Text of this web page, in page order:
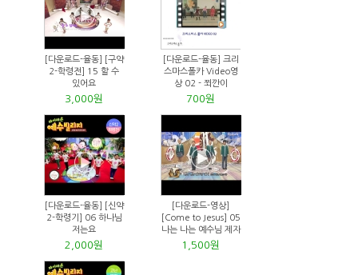
[다운로드-율동] [구약
2-학령전] 15 할 수
있어요
3,000원
[다운로드-율동] 크리
스마스폴카 Video영
상 02 - 쬐깐이
700원
[다운로드-율동] [신약
2-학령기] 06 하나님
저는요
2,000원
[다운로드-영상]
[Come to Jesus] 05
나는 나는 예수님 제자
1,500원